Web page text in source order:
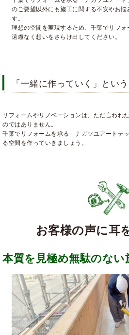
のご要望以外にも施工に関する不安やお
す。
理想の空間を実現するため、千葉でリフ
遠慮なく想いをさらけ出してください。
「一緒に作っていく」とい
リフォームやリノベーションは、ただ言われ
のではありません。
千葉でリフォームを承る「ナガツユアートテ
る空間を作っていきましょう。
お客様の声に耳
本質を見極め無駄のない